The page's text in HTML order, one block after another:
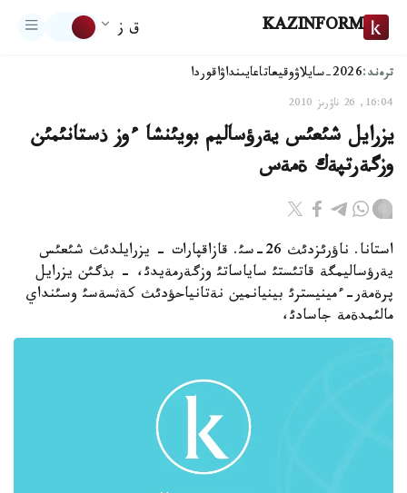
KAZINFORM ق ز
ترەند:2026-سايلاۋ وقيعاتاعايىنداۋاقوردا
16:04, 26 ناۋرىز 2010
يزرايل شئعئس يةرؤساليم بويئنشا ءوز ذستانئمئن
وزگةرتپةك ةمةس
استانا. ناؤرئزدئث 26-سئ. قازاقپارات - يزرايلدئث شئعئس
يةرؤساليمگة قاتئستئ ساياساتئ وزگةرمةيدئ، - بذگئن يزرايل
پرةمةر-ءمينيسترئ بينيانمين نةتانياحؤدئث كةثسةسئ وسئنداي
مالئمدةمة جاسادئ،